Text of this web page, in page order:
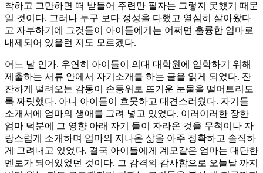
착하고 그만하면 떠 받들어 주련만 필자는 그렇지 못했기 때문
일 것이다. 그러나 누구 보다 정성을 다했고 열심히 살아왔다
고 자부하기에 그것들이 아이들에게는 어쩌면 훌륭한 엄마로
내제되어 있을런 지도 모르겠다.
어느 날 인가. 우연히 아이들이 의대 대학원에 입학하기 위해
제출하는 서류 안에서 자기소개를 하는 글을 읽게 되었다. 잔
잔하게 떨려오는 감동이 손등위로 뜨거운 눈물을 떨어트리도
록 짜릿했다. 아니 아이들이 흐뭇하고 대견스러웠다. 자기들
소개서에 엄마의 생애를 그려 넣고 있었다. 이러이러한 장한
엄마 덕분에 그 영향 아래 자기 들이 자라온 것을 무척이나 자
랑스럽게 소개하며 엄마의 지나온 삶을 아주 정확하고 솔직하
게 그려내고 있었다. 결국 아이들에게 계모같은 엄마는 대단한
멘토가 되어있었던 것이다. 그 감격의 감사함으로 오늘날 까지